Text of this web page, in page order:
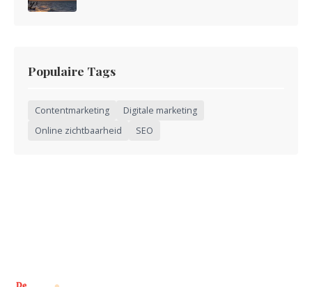
Populaire Tags
Contentmarketing
Digitale marketing
Online zichtbaarheid
SEO